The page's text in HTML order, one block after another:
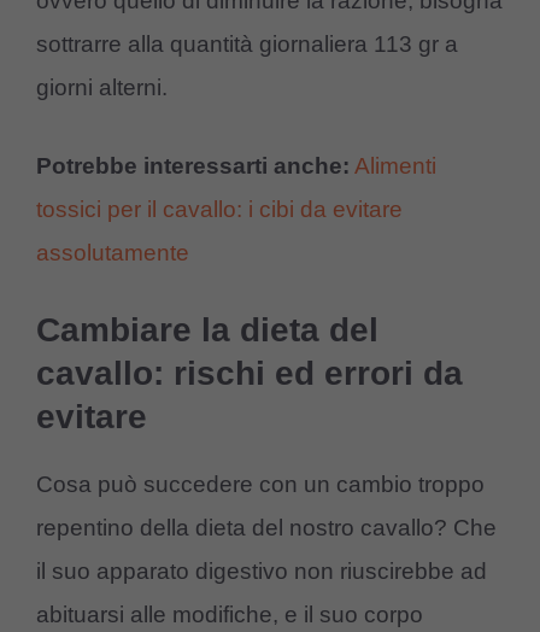
sottrarre alla quantità giornaliera 113 gr a
giorni alterni.
Potrebbe interessarti anche: Alimenti
tossici per il cavallo: i cibi da evitare
assolutamente
Cambiare la dieta del
cavallo: rischi ed errori da
evitare
Cosa può succedere con un cambio troppo
repentino della dieta del nostro cavallo? Che
il suo apparato digestivo non riuscirebbe ad
abituarsi alle modifiche, e il suo corpo